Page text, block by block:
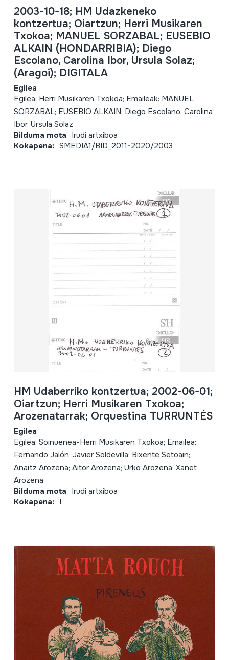
2003-10-18; HM Udazkeneko
kontzertua; Oiartzun; Herri Musikaren
Txokoa; MANUEL SORZABAL; EUSEBIO
ALKAIN (HONDARRIBIA); Diego
Escolano, Carolina Ibor, Ursula Solaz;
(Aragoi); DIGITALA
Egilea
Egilea: Herri Musikaren Txokoa; Emaileak: MANUEL
SORZABAL; EUSEBIO ALKAIN; Diego Escolano, Carolina
Ibor, Ursula Solaz
Bilduma mota Irudi artxiboa
Kokapena: SMEDIA1/BID_2011-2020/2003
HM Udaberriko kontzertua; 2002-06-01;
Oiartzun; Herri Musikaren Txokoa;
Arozenatarrak; Orquestina TURRUNTÉS
Egilea
Egilea: Soinuenea-Herri Musikaren Txokoa; Emailea:
Fernando Jalón; Javier Soldevilla; Bixente Setoain;
Anaitz Arozena; Aitor Arozena; Urko Arozena; Xanet
Arozena
Bilduma mota Irudi artxiboa
Kokapena: I